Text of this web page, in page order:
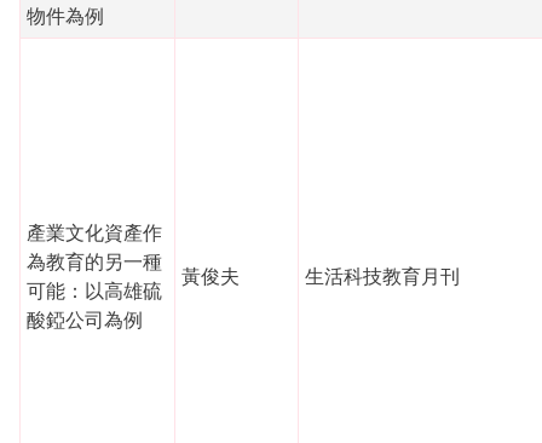
物件為例
產業文化資產作
為教育的另一種
可能：以高雄硫
酸錏公司為例
黃俊夫 生活科技教育月刊